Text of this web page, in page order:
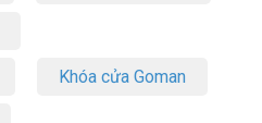
Khóa cửa Goman